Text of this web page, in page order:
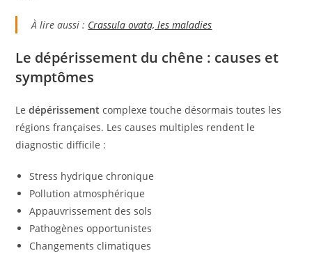
À lire aussi : Crassula ovata, les maladies
Le dépérissement du chêne : causes et
symptômes
Ledépérissement complexe touche désormais toutes les
régions françaises. Les causes multiples rendent le
diagnostic difficile :
Stress hydrique chronique
Pollution atmosphérique
Appauvrissement des sols
Pathogènes opportunistes
Changements climatiques